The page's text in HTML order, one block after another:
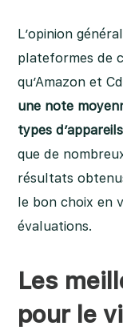
L’opinion
plateformes de
qu’Amazon et
une note
types
que de
résultats
le bon choix en
évaluations.
Les
pour le